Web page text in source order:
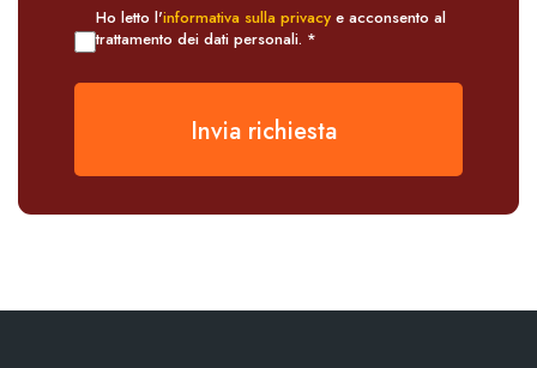
Ho letto l'informativa sulla privacy e acconsento al
trattamento dei dati personali. *
Invia richiesta